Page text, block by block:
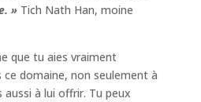
» Tich Nath Han, moine
que tu aies vraiment
ce domaine, non seulement à
à lui offrir. Tu peux